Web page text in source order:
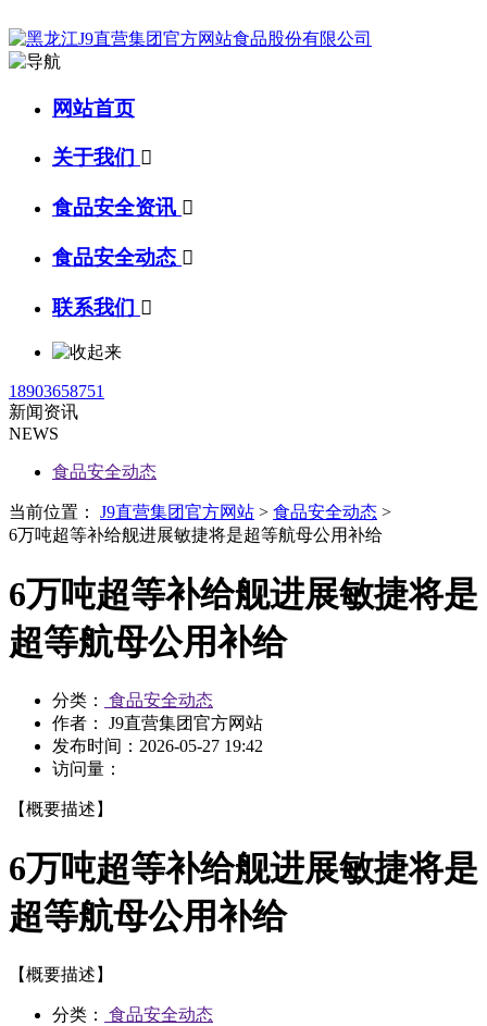
网站首页
关于我们 
食品安全资讯 
食品安全动态 
联系我们 
18903658751
新闻资讯
NEWS
食品安全动态
当前位置： J9直营集团官方网站 > 食品安全动态 >
6万吨超等补给舰进展敏捷将是超等航母公用补给
6万吨超等补给舰进展敏捷将是
超等航母公用补给
分类：
食品安全动态
作者： J9直营集团官方网站
发布时间： 2026-05-27 19:42
访问量：
【概要描述】
6万吨超等补给舰进展敏捷将是
超等航母公用补给
【概要描述】
分类：
食品安全动态